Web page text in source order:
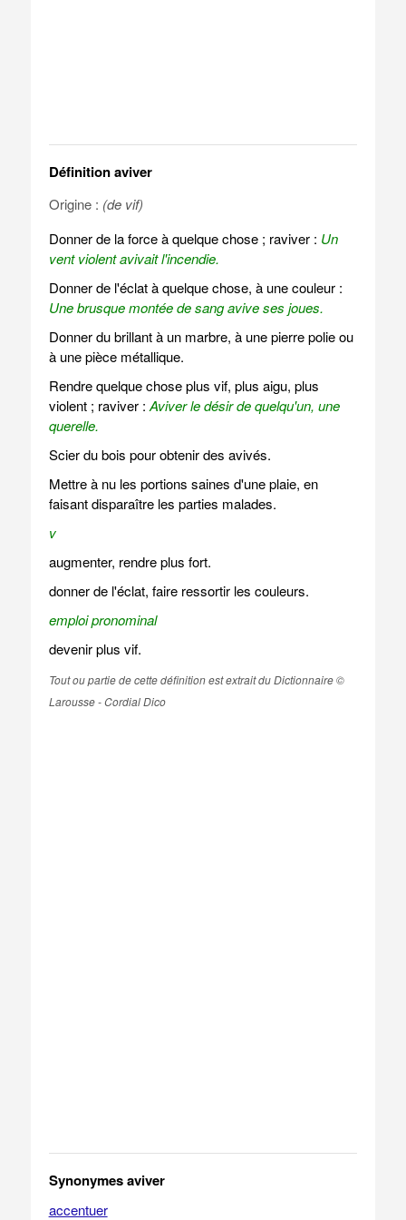
Définition aviver
Origine : (de vif)
Donner de la force à quelque chose ; raviver : Un
vent violent avivait l'incendie.
Donner de l'éclat à quelque chose, à une couleur :
Une brusque montée de sang avive ses joues.
Donner du brillant à un marbre, à une pierre polie ou
à une pièce métallique.
Rendre quelque chose plus vif, plus aigu, plus
violent ; raviver : Aviver le désir de quelqu'un, une
querelle.
Scier du bois pour obtenir des avivés.
Mettre à nu les portions saines d'une plaie, en
faisant disparaître les parties malades.
v
augmenter, rendre plus fort.
donner de l'éclat, faire ressortir les couleurs.
emploi pronominal
devenir plus vif.
Tout ou partie de cette définition est extrait du Dictionnaire ©
Larousse - Cordial Dico
Synonymes aviver
accentuer